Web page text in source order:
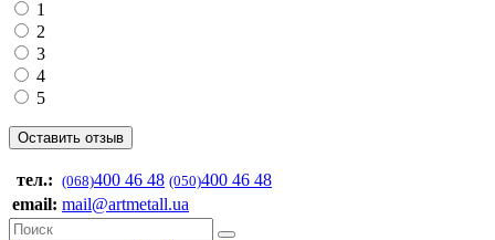
1
2
3
4
5
тел.: (068)400 46 48 (050)400 46 48
email: mail@artmetall.ua